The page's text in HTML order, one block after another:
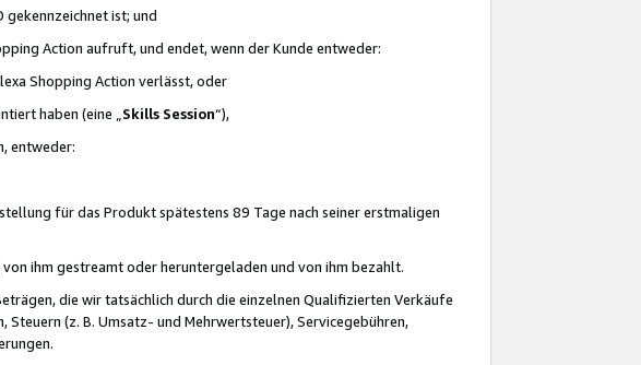
ist; und
Action aufruft, und endet, wenn der Kunde entweder:
Shopping Action verlässt, oder
haben (eine „ Skills Session“),
entweder:
für das Produkt spätestens 89 Tage nach seiner erstmaligen
ihm gestreamt oder heruntergeladen und von ihm bezahlt.
die wir tatsächlich durch die einzelnen Qualifizierten Verkäufe
(z. B. Umsatz- und Mehrwertsteuer), Servicegebühren,